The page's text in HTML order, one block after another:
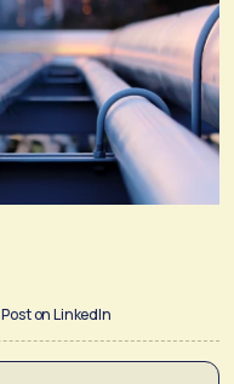
Post on LinkedIn